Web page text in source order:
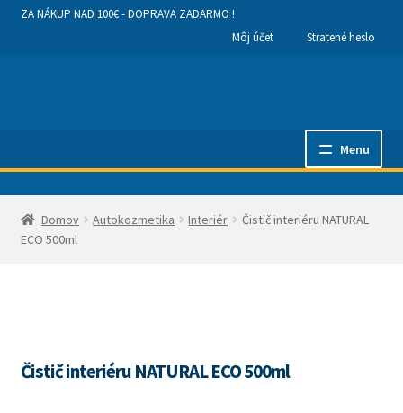
ZA NÁKUP NAD 100€ - DOPRAVA ZADARMO !
Môj účet
Stratené heslo
Menu
Hlavná stránka
Kategórie produktov
Kontakty
Domov Autokozmetika Interiér
Čistič interiéru NATURAL
ECO 500ml
Čistič interiéru NATURAL ECO 500ml